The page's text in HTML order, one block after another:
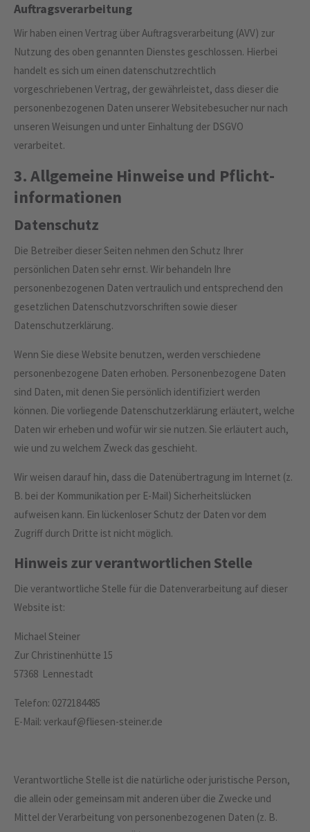
Auftragsverarbeitung
Wir haben einen Vertrag über Auftragsverarbeitung (AVV) zur
Nutzung des oben genannten Dienstes geschlossen. Hierbei
handelt es sich um einen datenschutzrechtlich
vorgeschriebenen Vertrag, der gewährleistet, dass dieser die
personenbezogenen Daten unserer Websitebesucher nur nach
unseren Weisungen und unter Einhaltung der DSGVO
verarbeitet.
3. Allgemeine Hinweise und Pflicht­
informationen
Datenschutz
Die Betreiber dieser Seiten nehmen den Schutz Ihrer
persönlichen Daten sehr ernst. Wir behandeln Ihre
personenbezogenen Daten vertraulich und entsprechend den
gesetzlichen Datenschutzvorschriften sowie dieser
Datenschutzerklärung.
Wenn Sie diese Website benutzen, werden verschiedene
personenbezogene Daten erhoben. Personenbezogene Daten
sind Daten, mit denen Sie persönlich identifiziert werden
können. Die vorliegende Datenschutzerklärung erläutert, welche
Daten wir erheben und wofür wir sie nutzen. Sie erläutert auch,
wie und zu welchem Zweck das geschieht.
Wir weisen darauf hin, dass die Datenübertragung im Internet (z.
B. bei der Kommunikation per E-Mail) Sicherheitslücken
aufweisen kann. Ein lückenloser Schutz der Daten vor dem
Zugriff durch Dritte ist nicht möglich.
Hinweis zur verantwortlichen Stelle
Die verantwortliche Stelle für die Datenverarbeitung auf dieser
Website ist:
Michael Steiner
Zur Christinenhütte 15
57368 Lennestadt
Telefon: 0272184485
E-Mail: verkauf@fliesen-steiner.de
Verantwortliche Stelle ist die natürliche oder juristische Person,
die allein oder gemeinsam mit anderen über die Zwecke und
Mittel der Verarbeitung von personenbezogenen Daten (z. B.